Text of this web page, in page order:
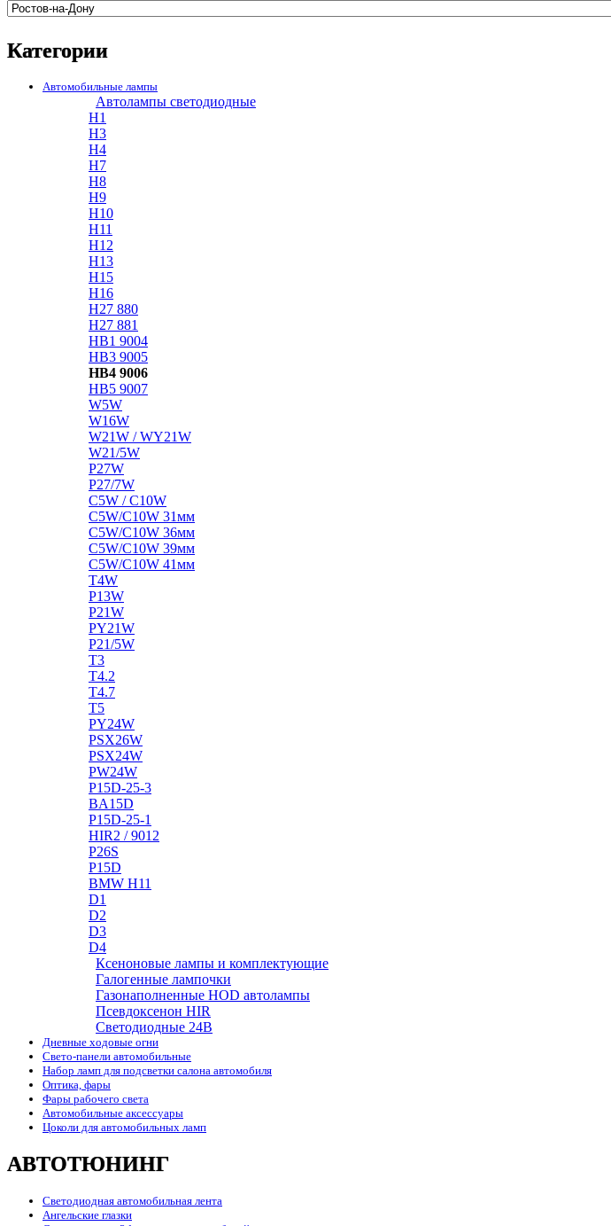
Категории
Автомобильные лампы
Автолампы светодиодные
H1
H3
H4
H7
H8
H9
H10
H11
H12
H13
H15
H16
H27 880
H27 881
HB1 9004
HB3 9005
HB4 9006
HB5 9007
W5W
W16W
W21W / WY21W
W21/5W
P27W
P27/7W
C5W / C10W
C5W/C10W 31мм
C5W/C10W 36мм
C5W/C10W 39мм
C5W/C10W 41мм
T4W
P13W
P21W
PY21W
P21/5W
T3
T4.2
T4.7
T5
PY24W
PSX26W
PSX24W
PW24W
P15D-25-3
BA15D
P15D-25-1
HIR2 / 9012
P26S
P15D
BMW H11
D1
D2
D3
D4
Ксеноновые лампы и комплектующие
Галогенные лампочки
Газонаполненные HOD автолампы
Псевдоксенон HIR
Cветодиодные 24B
Дневные ходовые огни
Свето-панели автомобильные
Набор ламп для подсветки салона автомобиля
Оптика, фары
Фары рабочего света
Автомобильные аксессуары
Цоколи для автомобильных ламп
АВТОТЮНИНГ
Светодиодная автомобильная лента
Ангельские глазки